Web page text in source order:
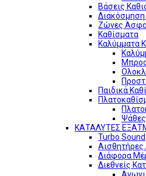
Βάσεις
Ζώνες
Καθίσματα
Καλύμματα
Παιδικά
ΚΑΤΑΛΥΤΕΣ
Turbo Sound
Αισθητήρες
Διάφορα
Διεθνείς